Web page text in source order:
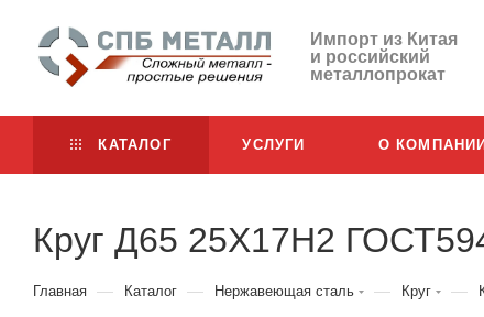
Импорт из Китая
и российский
металлопрокат
КАТАЛОГ УСЛУГИ О КОМПАНИИ
Круг Д65 25Х17Н2
Главная — Каталог — Нержавеющая сталь — Круг —